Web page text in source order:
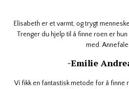
Elisabeth er et varmt, og trygt
Trenger du hjelp til å finne roen er
med.
-Emilie
Vi fikk en fantastisk metode for å finne